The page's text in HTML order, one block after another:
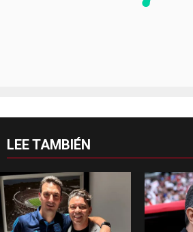
LEE TAMBIÉN